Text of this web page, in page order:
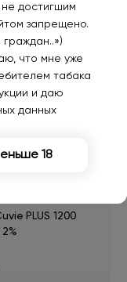
Уведомить
в наличии
PLUS 1200
2%
достигшим
запрещено.
что мне уже
табака
и даю
данных
18